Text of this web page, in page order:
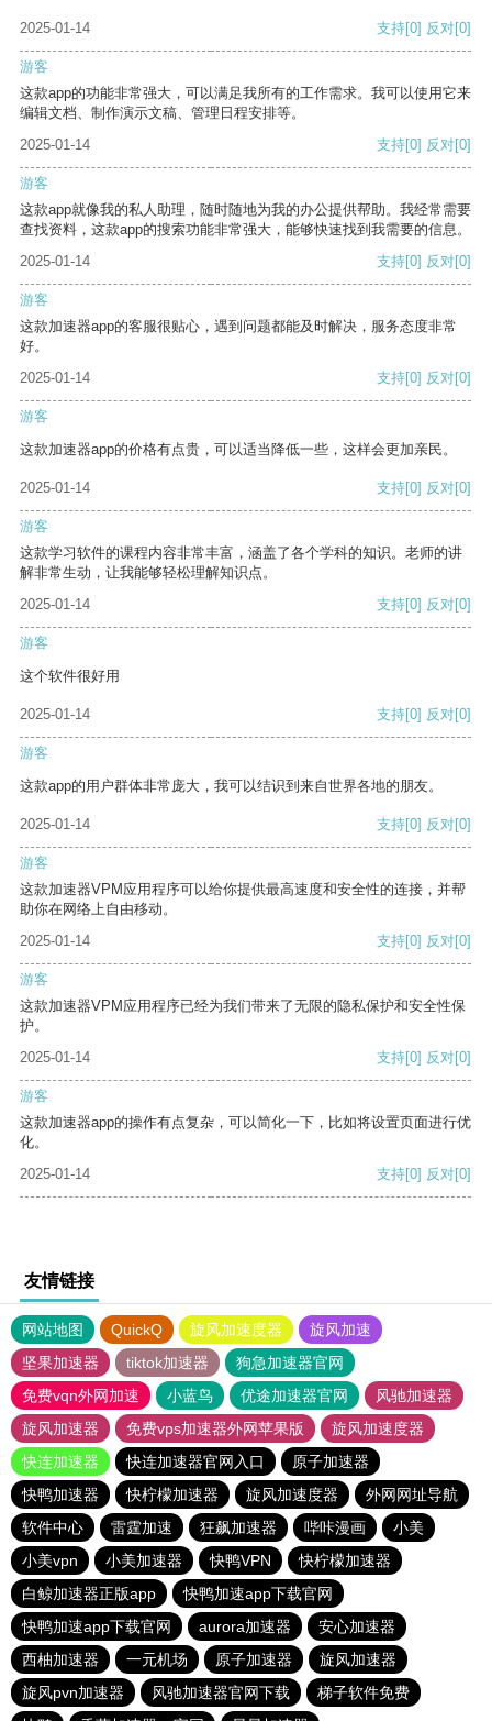
2025-01-14 支持[0] 反对[0]
游客
这款app的功能非常强大，可以满足我所有的工作需求。我可以使用它来
编辑文档、制作演示文稿、管理日程安排等。
2025-01-14
支持[0] 反对[0]
游客
这款app就像我的私人助理，随时随地为我的办公提供帮助。我经常需要
查找资料，这款app的搜索功能非常强大，能够快速找到我需要的信息。
2025-01-14
支持[0] 反对[0]
游客
这款加速器app的客服很贴心，遇到问题都能及时解决，服务态度非常
好。
2025-01-14
支持[0] 反对[0]
游客
这款加速器app的价格有点贵，可以适当降低一些，这样会更加亲民。
2025-01-14 支持[0] 反对[0]
游客
这款学习软件的课程内容非常丰富，涵盖了各个学科的知识。老师的讲
解非常生动，让我能够轻松理解知识点。
2025-01-14
支持[0] 反对[0]
游客
这个软件很好用
2025-01-14 支持[0] 反对[0]
游客
这款app的用户群体非常庞大，我可以结识到来自世界各地的朋友。
2025-01-14 支持[0] 反对[0]
游客
这款加速器VPM应用程序可以给你提供最高速度和安全性的连接，并帮
助你在网络上自由移动。
2025-01-14
支持[0] 反对[0]
游客
这款加速器VPM应用程序已经为我们带来了无限的隐私保护和安全性保
护。
2025-01-14
支持[0] 反对[0]
游客
这款加速器app的操作有点复杂，可以简化一下，比如将设置页面进行优
化。
2025-01-14
支持[0] 反对[0]
友情链接
网站地图 QuickQ 旋风加速度器
旋风加速
坚果加速器
tiktok加速器
狗急加速器官网
免费vqn外网加速
小蓝鸟 优途加速器官网
风驰加速器
旋风加速器
免费vps加速器外网苹果版
旋风加速度器
快连加速器
快连加速器官网入口
原子加速器
快鸭加速器
快柠檬加速器 旋风加速度器
外网网址导航
软件中心
雷霆加速 狂飙加速器 哔咔漫画
小美
小美vpn
小美加速器 快鸭VPN
快柠檬加速器
白鲸加速器正版app
快鸭加速app下载官网
快鸭加速app下载官网
aurora加速器
安心加速器
西柚加速器
一元机场 原子加速器
旋风加速器
旋风pvn加速器
风驰加速器官网下载
梯子软件免费